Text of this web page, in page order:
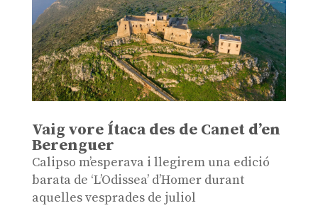
Vaig vore Ítaca des de Canet d’en
Berenguer
Calipso m’esperava i llegirem una edició
barata de ‘L’Odissea’ d’Homer durant
aquelles vesprades de juliol